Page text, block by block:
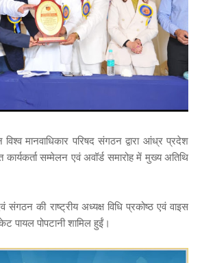
मानवाधिकार परिषद संगठन द्वारा आंध्र प्रदेश
सम्मेलन एवं अवॉर्ड समारोह में मुख्य अतिथि
संगठन की राष्ट्रीय अध्यक्ष विधि प्रकोष्ठ एवं वाइस
पायल पोपटानी शामिल हुईं।